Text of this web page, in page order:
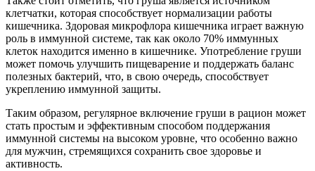
клетчатки, которая способствует нормализации работы
кишечника. Здоровая микрофлора кишечника играет важную
роль в иммунной системе, так как около 70% иммунных
клеток находится именно в кишечнике. Употребление груши
может помочь улучшить пищеварение и поддержать баланс
полезных бактерий, что, в свою очередь, способствует
укреплению иммунной защиты.
Таким образом, регулярное включение груши в рацион может
стать простым и эффективным способом поддержания
иммунной системы на высоком уровне, что особенно важно
для мужчин, стремящихся сохранить свое здоровье и
активность.